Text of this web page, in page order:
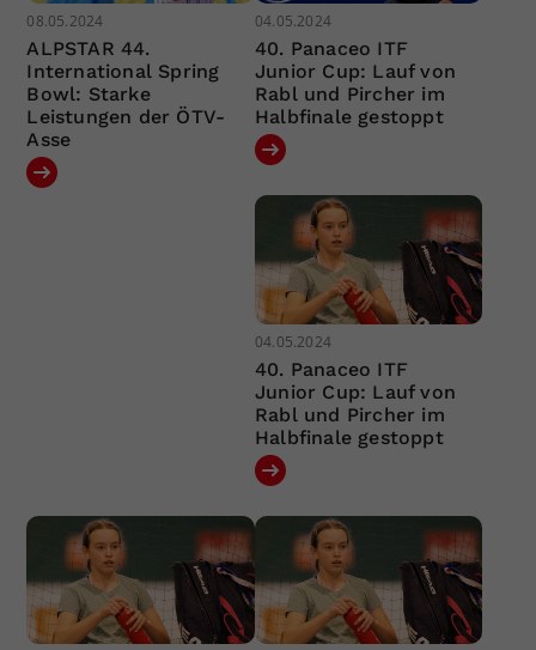
08.05.2024
ALPSTAR 44.
International Spring
Bowl: Starke
Leistungen der ÖTV-
Asse
04.05.2024
40. Panaceo ITF
Junior Cup: Lauf von
Rabl und Pircher im
Halbfinale gestoppt
04.05.2024
40. Panaceo ITF
Junior Cup: Lauf von
Rabl und Pircher im
Halbfinale gestoppt